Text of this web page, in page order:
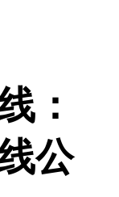
：
公